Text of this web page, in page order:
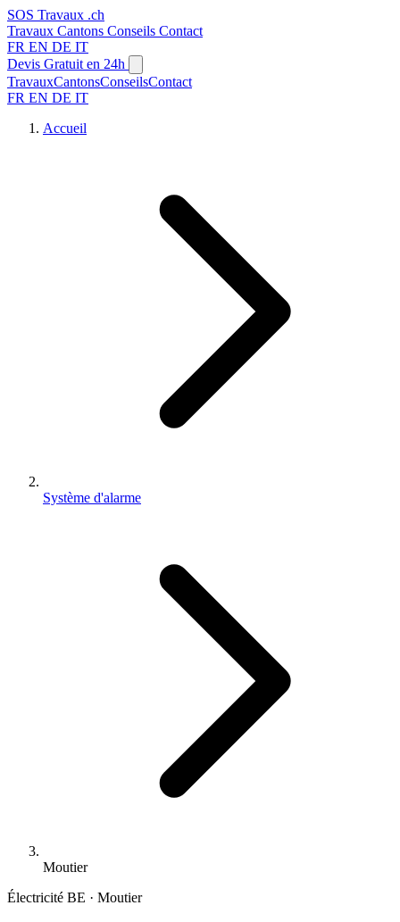
SOS Travaux .ch
Travaux Cantons Conseils Contact
FR EN DE IT
Devis Gratuit en 24h
TravauxCantonsConseilsContact
FR EN DE IT
Accueil
Système d'alarme
Moutier
Électricité BE · Moutier